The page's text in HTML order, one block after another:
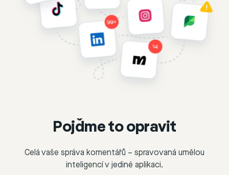
Pojďme to opravit
Celá vaše správa komentářů – spravovaná umělou
inteligencí v jediné aplikaci.